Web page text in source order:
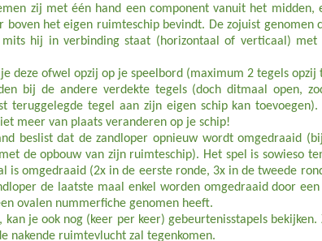
zij met één hand een component vanuit het midden,
boven het eigen ruimteschip bevindt. De zojuist genomen
hij in verbinding staat (horizontaal of verticaal) met
deze ofwel opzij op je speelbord (maximum 2 tegels opzij
bij de andere verdekte tegels (doch ditmaal open,
teruggelegde tegel aan zijn eigen schip kan toevoegen).
meer van plaats veranderen op je schip!
beslist dat de zandloper opnieuw wordt omgedraaid
de opbouw van zijn ruimteschip). Het spel is sowieso
is omgedraaid (2x in de eerste ronde, 3x in de tweede
de laatste maal enkel worden omgedraaid door
ovalen nummerfiche genomen heeft.
kan je ook nog (keer per keer) gebeurtenisstapels bekijken.
nakende ruimtevlucht zal tegenkomen.